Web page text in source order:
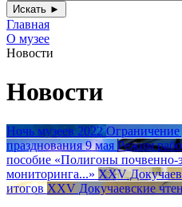
Главная
О музее
Новости
Новости
Ночь музеев 2022
празднования 9 мая Режим
пособие «Полигоны почвенно-
мониторинга...» XXV
итогов XXV Докучаевские